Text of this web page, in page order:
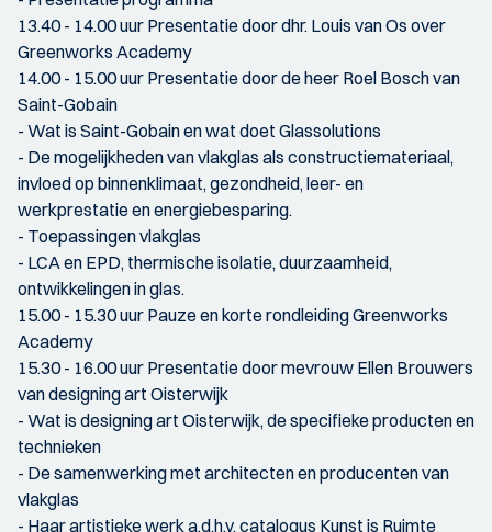
13.40 - 14.00 uur Presentatie door dhr. Louis van Os over
Greenworks Academy
14.00 - 15.00 uur Presentatie door de heer Roel Bosch van
Saint-Gobain
- Wat is Saint-Gobain en wat doet Glassolutions
- De mogelijkheden van vlakglas als constructiemateriaal,
invloed op binnenklimaat, gezondheid, leer- en
werkprestatie en energiebesparing.
- Toepassingen vlakglas
- LCA en EPD, thermische isolatie, duurzaamheid,
ontwikkelingen in glas.
15.00 - 15.30 uur Pauze en korte rondleiding Greenworks
Academy
15.30 - 16.00 uur Presentatie door mevrouw Ellen Brouwers
van designing art Oisterwijk
- Wat is designing art Oisterwijk, de specifieke producten en
technieken
- De samenwerking met architecten en producenten van
vlakglas
- Haar artistieke werk a.d.h.v. catalogus Kunst is Ruimte